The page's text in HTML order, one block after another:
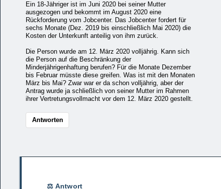
Ein 18-Jähriger ist im Juni 2020 bei seiner Mutter
ausgezogen und bekommt im August 2020 eine
Rückforderung vom Jobcenter. Das Jobcenter fordert für
sechs Monate (Dez. 2019 bis einschließlich Mai 2020) die
Kosten der Unterkunft anteilig von ihm zurück.
Die Person wurde am 12. März 2020 volljährig. Kann sich
die Person auf die Beschränkung der
Minderjährigenhaftung berufen? Für die Monate Dezember
bis Februar müsste diese greifen. Was ist mit den Monaten
März bis Mai? Zwar war er da schon volljährig, aber der
Antrag wurde ja schließlich von seiner Mutter im Rahmen
ihrer Vertretungsvollmacht vor dem 12. März 2020 gestellt.
Antworten